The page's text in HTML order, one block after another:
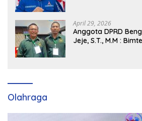
April 29, 2026
Anggota DPRD
Jeje, S.T., M.M :
Olahraga